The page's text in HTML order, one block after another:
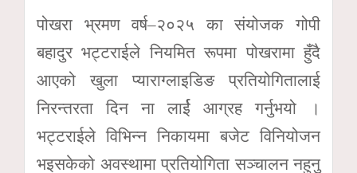
पोखरा भ्रमण वर्ष–२०२५ का संयोजक गोपी
बहादुर भट्टराईले नियमित रूपमा पोखरामा हुँदै
आएको खुला प्याराग्लाइडिङ प्रतियोगितालाई
निरन्तरता दिन ना लार्ई आग्रह गर्नुभयो ।
भट्टराईले विभिन्न निकायमा बजेट विनियोजन
भइसकेको अवस्थामा प्रतियोगिता सञ्चालन नहुनु